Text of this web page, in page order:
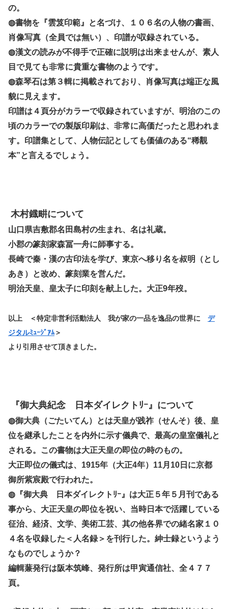
の。
◍書物を『雲笈印範』と名づけ、１０６名の人物の書画、
肖像写真（全員では無い）、印譜が収録されている。
◍漢文の読みが不得手で正確に説明は出来ませんが、素人
目で見ても非常に貴重な書物のようです。
◍森琴石は第３輯に掲載されており、肖像写真は端正な風
貌に見えます。
印譜は４頁分がカラーで収録されていますが、明治のこの
頃のカラーでの製版印刷は、非常に高価だったと思われま
す。印譜集として、人物伝記としても価値のある“稀覯
本”と言えるでしょう。
木村鐡畊について
山口県吉敷郡名田島村の生まれ、名は礼蔵。
小郡の篆刻家森冨一舟に師事する。
長崎で秦・漢の古印法を学び、東京へ移り名を叔明（とし
あき）と改め、篆刻業を営んだ。
明治天皇、皇太子に印刻を献上した。大正9年歿。
以上 ＜特定非営利活動法人 我が家の一品を逸品の世界に デ
ジタルﾐｭｰｼﾞｱﾑ＞
より引用させて頂きました。
『御大典紀念 日本ダイレクトﾘｰ』について
◍御大典（ごたいてん）とは天皇が践祚（せんそ）後、皇
位を継承したことを内外に示す儀典で、最高の皇室儀礼と
される。この書物は大正天皇の即位の時のもの。
大正即位の儀式は、1915年（大正4年）11月10日に京都
御所紫宸殿で行われた。
◍『御大典 日本ダイレクトﾘｰ』は大正５年５月刊である
事から、大正天皇の即位を祝い、当時日本で活躍している
征治、経済、文学、美術工芸、其の他各界での緒名家１０
４名を収録した＜人名録＞を刊行した。紳士録というよう
なものでしょうか？
編輯蒹発行は阪本筑峰、発行所は甲寅通信社、全４７７
頁。